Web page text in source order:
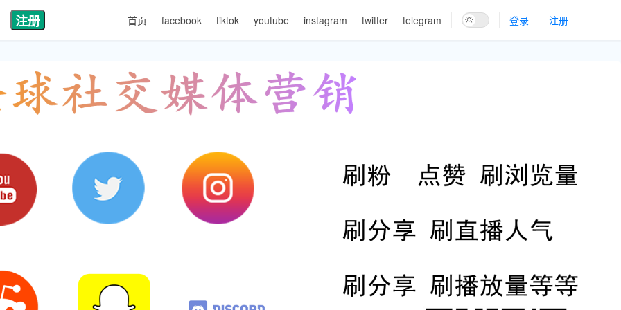
注册 首页 facebook tiktok youtube instagram twitter telegram 登录 注册